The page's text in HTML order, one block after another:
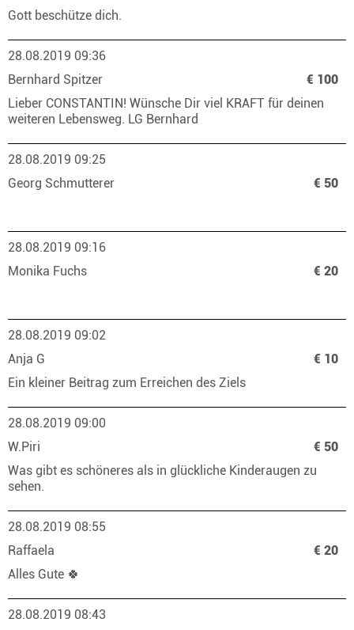
Gott beschütze dich.
28.08.2019 09:36
Bernhard Spitzer
€ 100
Lieber CONSTANTIN! Wünsche Dir viel KRAFT für deinen
weiteren Lebensweg. LG Bernhard
28.08.2019 09:25
Georg Schmutterer
€ 50
28.08.2019 09:16
Monika Fuchs
€ 20
28.08.2019 09:02
Anja G
€ 10
Ein kleiner Beitrag zum Erreichen des Ziels
28.08.2019 09:00
W.Piri
€ 50
Was gibt es schöneres als in glückliche Kinderaugen zu
sehen.
28.08.2019 08:55
Raffaela
€ 20
Alles Gute 🍀
28.08.2019 08:43